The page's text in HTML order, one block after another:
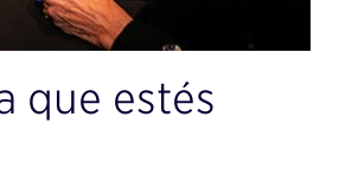
que estés